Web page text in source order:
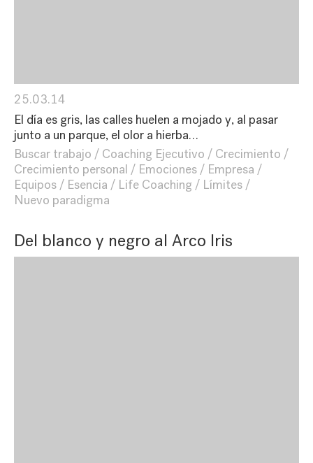
25.03.14
El día es gris, las calles huelen a mojado y, al pasar
junto a un parque, el olor a hierba…
Buscar trabajo
Coaching Ejecutivo
Crecimiento
Crecimiento personal
Emociones
Empresa
Equipos
Esencia Life Coaching
Límites
Nuevo paradigma
Del blanco y negro al Arco Iris